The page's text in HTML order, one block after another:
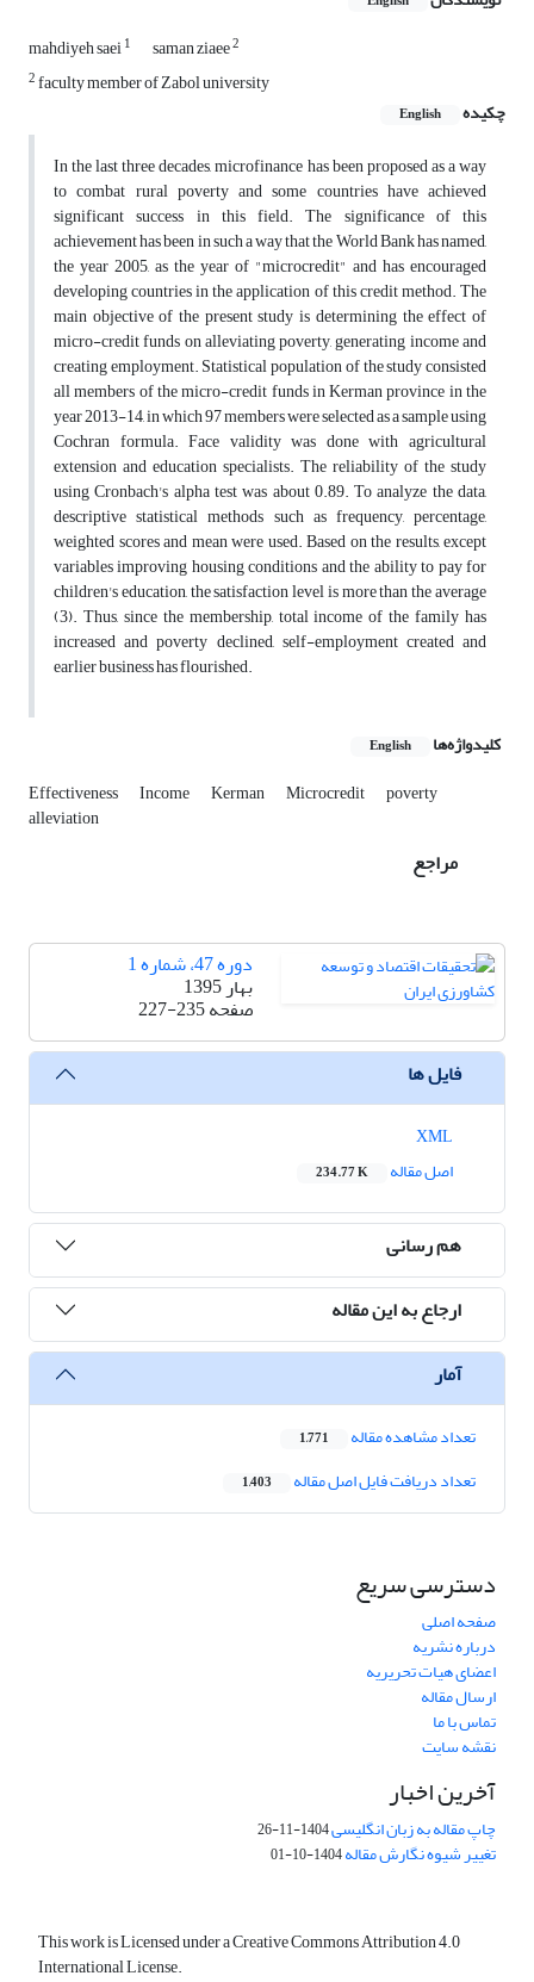
mahdiyeh saei1 saman ziaee2
2faculty member of Zabol university
چکیده
English
In the last three decades, microfinance has been proposed as a way
to combat rural poverty and some countries have achieved
significant success in this field. The significance of this
achievement has been in such a way that the World Bank has named,
the year 2005, as the year of "microcredit" and has encouraged
developing countries in the application of this credit method. The
main objective of the present study is determining the effect of
micro-credit funds on alleviating poverty, generating income and
creating employment. Statistical population of the study consisted
all members of the micro-credit funds in Kerman province in the
year 2013-14, in which 97 members were selected as a sample using
Cochran formula. Face validity was done with agricultural
extension and education specialists. The reliability of the study
using Cronbach's alpha test was about 0.89. To analyze the data,
descriptive statistical methods such as frequency, percentage,
weighted scores and mean were used. Based on the results, except
variables improving housing conditions and the ability to pay for
children's education, the satisfaction level is more than the average
(3). Thus, since the membership, total income of the family has
increased and poverty declined, self-employment created and
earlier business has flourished.
کلیدواژه‌ها English
Effectiveness Income Kerman Microcredit poverty
alleviation
مراجع
دوره 47، شماره 1
بهار 1395
صفحه227-235
فایل ها
اصل مقاله
234.77 K
هم رسانی
ارجاع به این مقاله
آمار
تعداد مشاهده مقاله 1,771
تعداد دریافت فایل اصل مقاله 1,403
دسترسی سریع
صفحه اصلی
درباره نشریه
اعضای هیات تحریریه
ارسال مقاله
تماس با ما
نقشه سایت
آخرین اخبار
چاپ مقاله به زبان انگلیسی1404-11-26
تغییر شیوه نگارش مقاله1404-10-01
This work is Licensed under a Creative Commons Attribution 4.0
International License.